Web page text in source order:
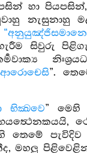
හා
නැසුනාහු
සිවුරු
ආරොචෙසි”.
භික්‍ඛවෙ” මෙහි
තෙමේ පැවිදිව
මහලු